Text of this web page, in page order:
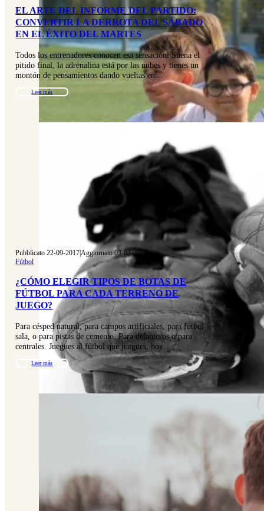
EL ARTE DEL INFORME DEL PARTIDO:
CONVERTIR LA DERROTA DEL SÁBADO
EN EL ÉXITO DEL MARTES
Todos los entrenadores conocen esa sensación. Suena el
pitido final, la adrenalina está por las nubes y tienes un
montón de pensamientos dando vueltas en…
Leer más
Pubblicato 22-09-2017|Aggiornato 03-03-2026
Fútbol
¿CÓMO ELEGIR TIPOS DE BOTAS DE
FÚTBOL PARA CADA TERRENO DE
JUEGO?
Para césped natural, para campos artificiales, para fútbol
sala, o para pistas de cemento. Para delanteros o para
centrales. Juegues al fútbol que juegues, hoy…
Leer más